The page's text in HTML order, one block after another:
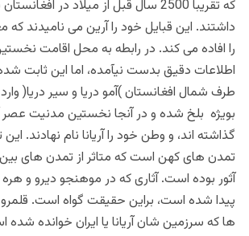
که تقریباً 2500 سال قبل از میلاد در
داشتند. این قبایل خود را آرین می نامیدند
را افاده می کند. در رابطه به محل اقامت
اطلاعات دقیق بدست نیآمده، اما این ثابت
طرف شمال افغانستان )آمو دریا و سیر دریا(
بویژه بلخ شده و در آنجا نخستین مدنیت عصر
گذاشته اند، و وطن خود را آریانا نام نهادند.
تمدن های کهن است که متاثر از تمدن های بین
آثور بوده است. آثاری که در موهنجو دیرو و
پیدا شده است، براین حقیقت گواه است. قلمرو
ها که سرزمین شان آریانا یا ایران خوانده